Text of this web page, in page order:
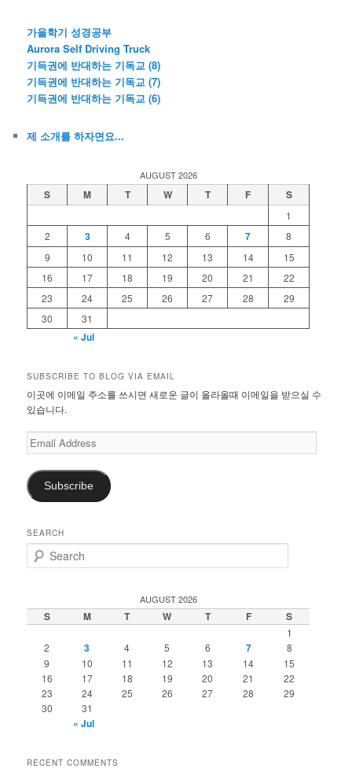
가을학기 성경공부
Aurora Self Driving Truck
기득권에 반대하는 기독교 (8)
기득권에 반대하는 기독교 (7)
기득권에 반대하는 기독교 (6)
제 소개를 하자면요...
AUGUST 2026
S M T W T F S
1
2
3 4 5 6 7
8
9
10 11 12 13 14
15
16
17 18 19 20 21
22
23
24 25 26 27 28
29
30
31
« Jul
SUBSCRIBE TO BLOG VIA EMAIL
이곳에 이메일 주소를 쓰시면 새로운 글이 올라올때 이메일을 받으실 수
있습니다.
Email
Address
Subscribe
SEARCH
e
c
h
AUGUST 2026
S M T W T F S
1
2
3 4 5 6 7
8
9
10 11 12 13 14
15
16
17 18 19 20 21
22
23
24 25 26 27 28
29
30
31
« Jul
RECENT COMMENTS